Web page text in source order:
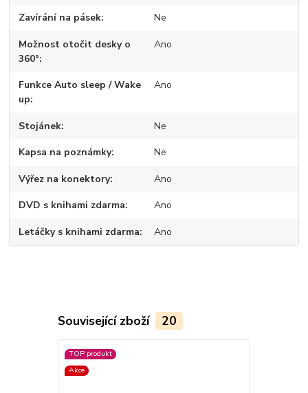
Zavírání na pásek Ne
Možnost otočit desky o
360°
Ano
Funkce Auto sleep / Wake
up
Ano
Stojánek Ne
Kapsa na poznámky Ne
Výřez na konektory Ano
DVD s knihami zdarma Ano
Letáčky s knihami zdarma Ano
Související zboží 20
TOP produkt
Akce